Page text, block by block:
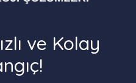
ve Kolay